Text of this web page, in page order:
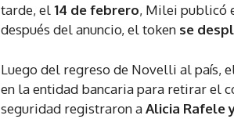
tarde, el14 de febrero, Milei publicó
después del anuncio, el token se
Luego del regreso de Novelli al país,
en la entidad bancaria para retirar el
seguridad registraron aAlicia Rafele